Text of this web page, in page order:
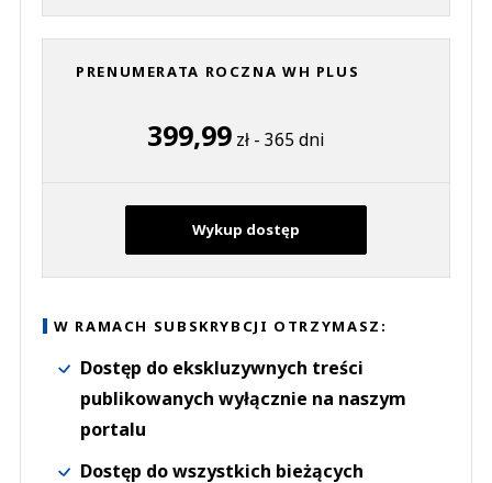
PRENUMERATA ROCZNA WH PLUS
399,99zł - 365 dni
Wykup dostęp
W RAMACH SUBSKRYBCJI OTRZYMASZ:
Dostęp do ekskluzywnych treści
publikowanych wyłącznie na naszym
portalu
Dostęp do wszystkich bieżących